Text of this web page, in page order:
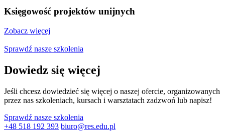
Księgowość projektów unijnych
Zobacz więcej
Sprawdź nasze szkolenia
Dowiedz się więcej
Jeśli chcesz dowiedzieć się więcej o naszej ofercie, organizowanych
przez nas szkoleniach, kursach i warsztatach zadzwoń lub napisz!
Sprawdź nasze szkolenia
+48 518 192 393 biuro@res.edu.pl